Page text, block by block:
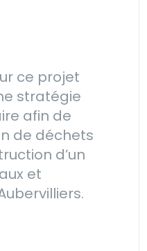
ce projet
stratégie
afin de
de déchets
d’un
et